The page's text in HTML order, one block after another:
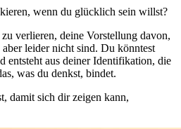
wenn du glücklich sein willst?
verlieren, deine Vorstellung davon,
leider nicht sind. Du könntest
entsteht aus deiner Identifikation, die
was du denkst, bindet.
damit sich dir zeigen kann,